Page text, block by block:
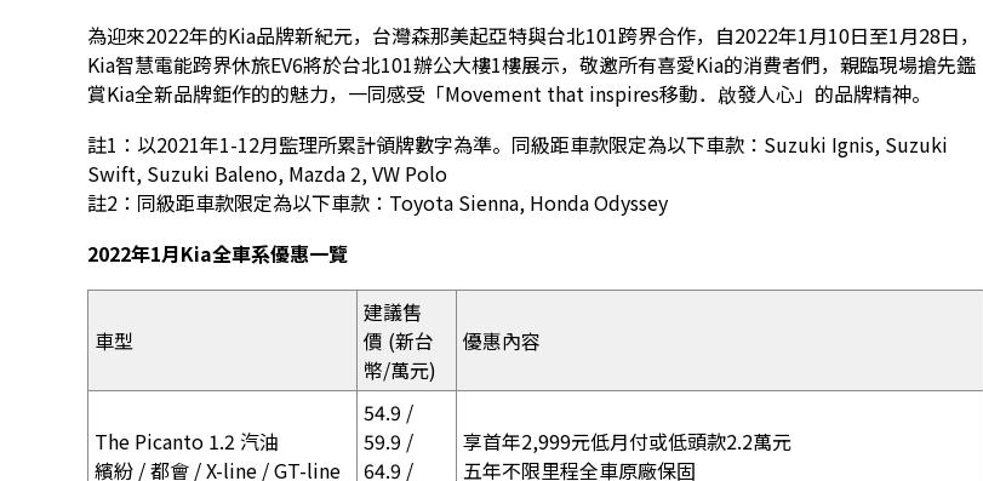
為迎來2022年的Kia品牌新紀元，台灣森那美起亞特與台北101跨界合作，自2022年1月10日至1月28日，
Kia智慧電能跨界休旅EV6將於台北101辦公大樓1樓展示，敬邀所有喜愛Kia的消費者們，親臨現場搶先鑑
賞Kia全新品牌鉅作的的魅力，一同感受「Movement that inspires移動．啟發人心」的品牌精神。
註1：以2021年1-12月監理所累計領牌數字為準。同級距車款限定為以下車款：Suzuki Ignis, Suzuki
Swift, Suzuki Baleno, Mazda 2, VW Polo
註2：同級距車款限定為以下車款：Toyota Sienna, Honda Odyssey
2022年1月Kia全車系優惠一覽
車型
建議售
價 (新台
幣/萬元)
優惠內容
The Picanto 1.2 汽油
繽紛 / 都會 / X-line / GT-line
54.9 /
59.9 /
64.9 /
享首年2,999元低月付或低頭款2.2萬元
五年不限里程全車原廠保固